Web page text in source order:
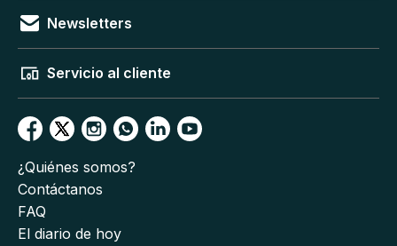
Newsletters
Servicio al cliente
¿Quiénes somos?
Contáctanos
FAQ
El diario de hoy